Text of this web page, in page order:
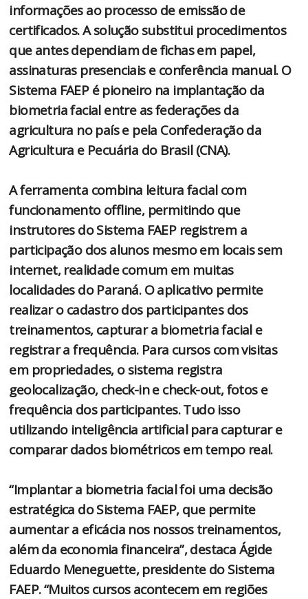
informações ao processo de emissão de
certificados. A solução substitui procedimentos
que antes dependiam de fichas em papel,
assinaturas presenciais e conferência manual. O
Sistema FAEP é pioneiro na implantação da
biometria facial entre as federações da
agricultura no país e pela Confederação da
Agricultura e Pecuária do Brasil (CNA).
A ferramenta combina leitura facial com
funcionamento offline, permitindo que
instrutores do Sistema FAEP registrem a
participação dos alunos mesmo em locais sem
internet, realidade comum em muitas
localidades do Paraná. O aplicativo permite
realizar o cadastro dos participantes dos
treinamentos, capturar a biometria facial e
registrar a frequência. Para cursos com visitas
em propriedades, o sistema registra
geolocalização, check-in e check-out, fotos e
frequência dos participantes. Tudo isso
utilizando inteligência artificial para capturar e
comparar dados biométricos em tempo real.
“Implantar a biometria facial foi uma decisão
estratégica do Sistema FAEP, que permite
aumentar a eficácia nos nossos treinamentos,
além da economia financeira”, destaca Ágide
Eduardo Meneguette, presidente do Sistema
FAEP. “Muitos cursos acontecem em regiões